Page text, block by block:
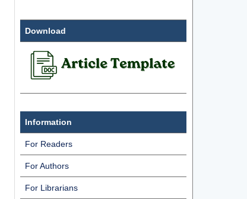
Download
Information
For Readers
For Authors
For Librarians